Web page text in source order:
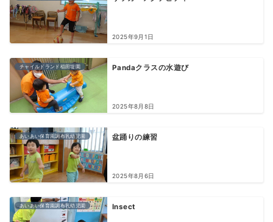
2025年9月1日
チャイルドランド稲田堤園 Pandaクラスの水遊び
2025年8月8日
あいあい保育園調布乳幼児園 盆踊りの練習
2025年8月6日
あいあい保育園調布乳幼児園 Insect